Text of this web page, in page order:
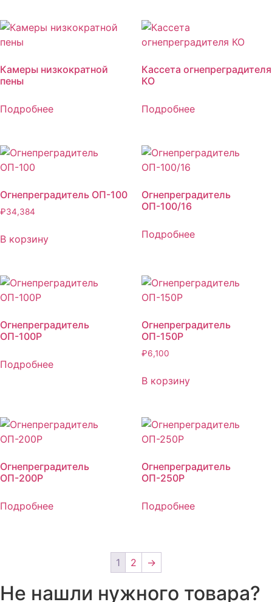
Камеры низкократной
пены
Подробнее
Кассета огнепреградителя
КО
Подробнее
Огнепреградитель ОП-100
₽34,384
В корзину
Огнепреградитель
ОП-100/16
Подробнее
Огнепреградитель
ОП-100Р
Подробнее
Огнепреградитель
ОП-150Р
₽6,100
В корзину
Огнепреградитель
ОП-200Р
Подробнее
Огнепреградитель
ОП-250Р
Подробнее
1 2 →
Не нашли нужного товара?